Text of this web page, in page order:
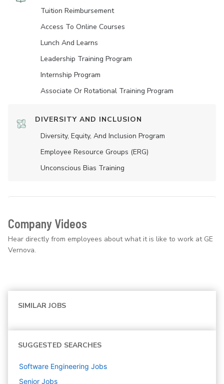
Tuition Reimbursement
Access To Online Courses
Lunch And Learns
Leadership Training Program
Internship Program
Associate Or Rotational Training Program
DIVERSITY AND INCLUSION
Diversity, Equity, And Inclusion Program
Employee Resource Groups (ERG)
Unconscious Bias Training
Company Videos
Hear directly from employees about what it is like to work at GE
Vernova.
SIMILAR JOBS
SUGGESTED SEARCHES
Software Engineering Jobs
Senior Jobs